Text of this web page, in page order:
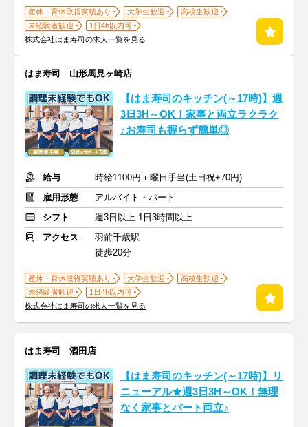
産休・育休取得実績あり 大学生歓迎
高校生歓迎
未経験者歓迎
1日4h以内可
株式会社はま寿司の求人一覧を見る
はま寿司 山形馬見ヶ崎店
【はま寿司のキッチン(～17時)】週
3日3H～OK！家事と両立ラクラク
♪お寿司も握らず簡単◎
給与
時給1100円＋曜日手当(土日祝+70円)
雇用形態
アルバイト・パート
シフト
週3日以上 1日3時間以上
アクセス
羽前千歳駅
徒歩20分
産休・育休取得実績あり 大学生歓迎
高校生歓迎
未経験者歓迎
1日4h以内可
株式会社はま寿司の求人一覧を見る
はま寿司 酒田店
【はま寿司のキッチン(～17時)】リ
ニューアル★週3日3H～OK！無理
なく家事とパート両立♪